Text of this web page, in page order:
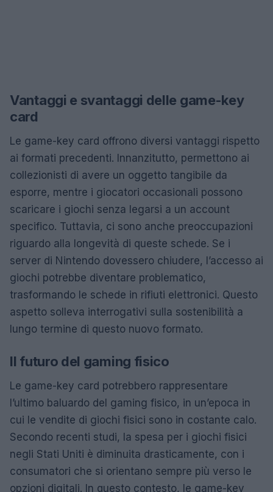
Vantaggi e svantaggi delle game-key
card
Le game-key card offrono diversi vantaggi rispetto
ai formati precedenti. Innanzitutto, permettono ai
collezionisti di avere un oggetto tangibile da
esporre, mentre i giocatori occasionali possono
scaricare i giochi senza legarsi a un account
specifico. Tuttavia, ci sono anche preoccupazioni
riguardo alla longevità di queste schede. Se i
server di Nintendo dovessero chiudere, l’accesso ai
giochi potrebbe diventare problematico,
trasformando le schede in rifiuti elettronici. Questo
aspetto solleva interrogativi sulla sostenibilità a
lungo termine di questo nuovo formato.
Il futuro del gaming fisico
Le game-key card potrebbero rappresentare
l’ultimo baluardo del gaming fisico, in un’epoca in
cui le vendite di giochi fisici sono in costante calo.
Secondo recenti studi, la spesa per i giochi fisici
negli Stati Uniti è diminuita drasticamente, con i
consumatori che si orientano sempre più verso le
opzioni digitali. In questo contesto, le game-key